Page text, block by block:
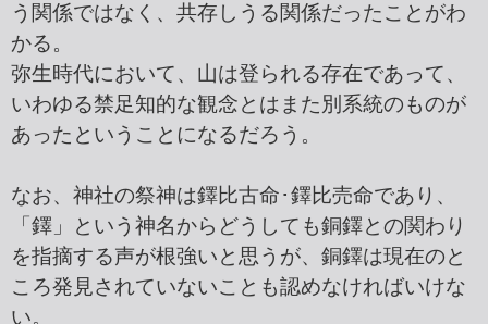
う関係ではなく、共存しうる関係だったことがわ
かる。
弥生時代において、山は登られる存在であって、
いわゆる禁足知的な観念とはまた別系統のものが
あったということになるだろう。
なお、神社の祭神は鐸比古命･鐸比売命であり、
「鐸」という神名からどうしても銅鐸との関わり
を指摘する声が根強いと思うが、銅鐸は現在のと
ころ発見されていないことも認めなければいけな
い。